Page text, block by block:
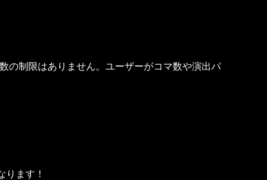
の制限はありません。ユーザーがコマ数や演出パ
ます！